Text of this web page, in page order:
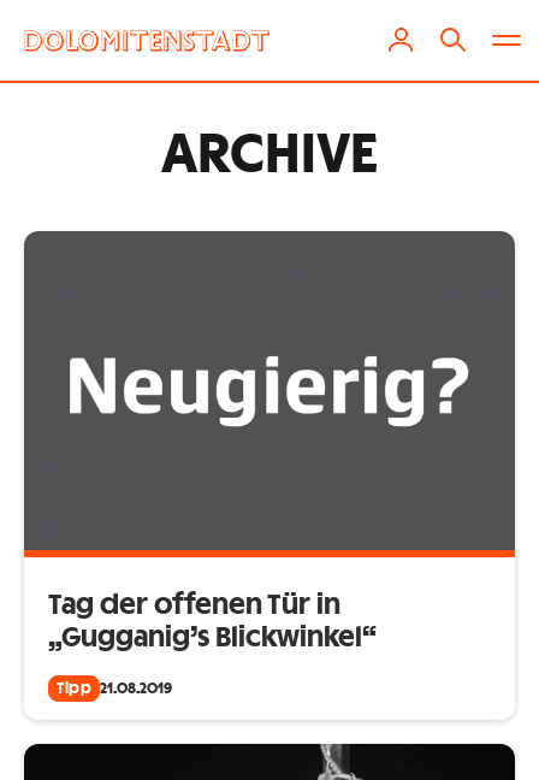
ARCHIVE
Tag der offenen Tür in
„Gugganig’s Blickwinkel“
Tipp 21.08.2019